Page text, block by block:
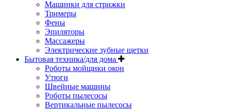
Машинки для стрижки
Тримеры
Фены
Эпиляторы
Массажеры
Электрические зубные щетки
Бытовая техника/для дома
Роботы мойщики окон
Утюги
Швейные машины
Роботы пылесосы
Вертикальные пылесосы